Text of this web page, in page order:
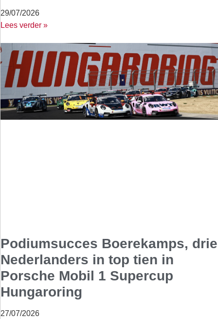
29/07/2026
Lees verder »
Podiumsucces Boerekamps, drie
Nederlanders in top tien in
Porsche Mobil 1 Supercup
Hungaroring
27/07/2026